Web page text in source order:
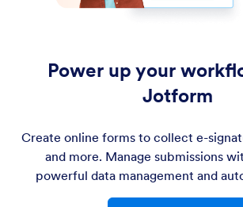
Power up your
Jotform
Create online forms to collect e-
and more. Manage submissions
powerful data management and